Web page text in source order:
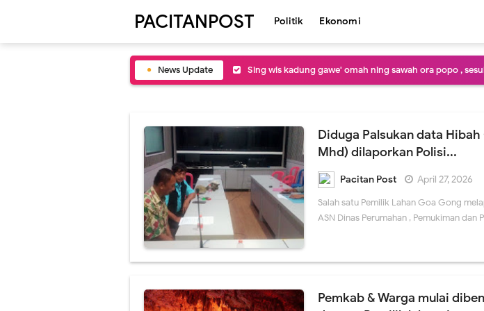
PACITANPOST Politik Ekonomi
News Update Sing wis kadung gawe' omah ning sawah ora popo ,
Atik menak men cah..! Pasang Wifi 100 ewu entuk
Polisi dijaluk telusuri konco koncone pak guru sekitar
Ojo sok njupuk panganan ceblok , iso iso mestere' bar
saman slumun slamet , Bupati Pacitan ojo melu melu
Wisma Atlit ndisik jembrung koyo TPA , Saiki Keren lan
FIFA ora layak pimpin Pildun , Blas ora netral Manut
Puluhan Kebo dadi daya tarik wisatawan Pantai Pancer
Diduga Palsukan data
Mhd) dilaporkan Polisi...
Pacitan Post
April 27, 2026
Salah satu Pemilik Lahan Goa Gong
ASN Dinas Perumahan , Pemukiman dan
Pemkab & Warga mulai